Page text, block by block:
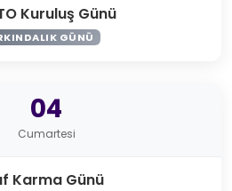
Kuruluş Günü
GÜNÜ
04
Cumartesi
Karma Günü